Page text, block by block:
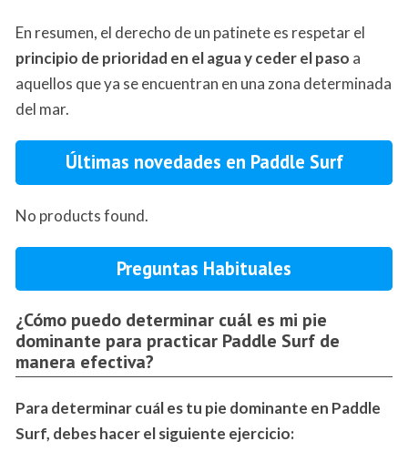
En resumen, el derecho de un patinete es respetar el
principio de prioridad en el agua y ceder el paso a
aquellos que ya se encuentran en una zona determinada
del mar.
Últimas novedades en Paddle Surf
No products found.
Preguntas Habituales
¿Cómo puedo determinar cuál es mi pie
dominante para practicar Paddle Surf de
manera efectiva?
Para determinar cuál es tu pie dominante en Paddle
Surf, debes hacer el siguiente ejercicio: